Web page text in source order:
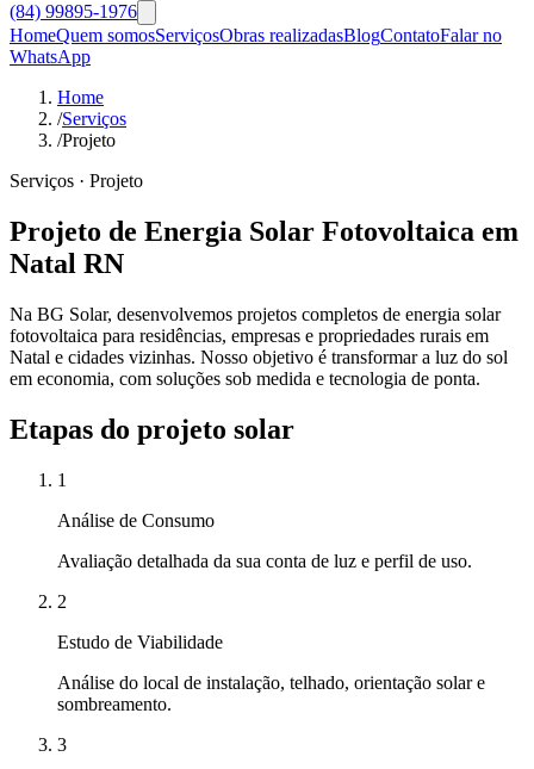
(84) 99895-1976
HomeQuem somosServiçosObras realizadasBlogContatoFalar no
WhatsApp
Home
/Serviços
/Projeto
Serviços · Projeto
Projeto de Energia Solar Fotovoltaica em
Natal RN
Na BG Solar, desenvolvemos projetos completos de energia solar
fotovoltaica para residências, empresas e propriedades rurais em
Natal e cidades vizinhas. Nosso objetivo é transformar a luz do sol
em economia, com soluções sob medida e tecnologia de ponta.
Etapas do projeto solar
1
Análise de Consumo
Avaliação detalhada da sua conta de luz e perfil de uso.
2
Estudo de Viabilidade
Análise do local de instalação, telhado, orientação solar e
sombreamento.
3